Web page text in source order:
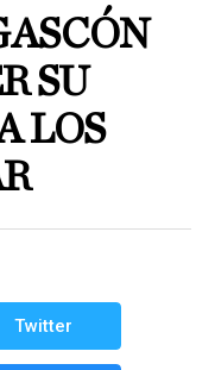
SU
LOS
Twitter